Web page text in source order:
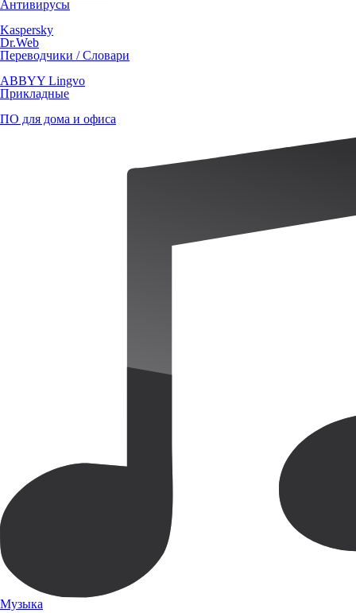
Антивирусы
Kaspersky
Dr.Web
Переводчики / Словари
ABBYY Lingvo
Прикладные
ПО для дома и офиса
Музыка